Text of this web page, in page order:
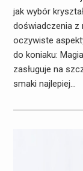
jak wybór
doświadczenia z
oczywiste
do koniaku:
zasługuje na
smaki najlepiej…